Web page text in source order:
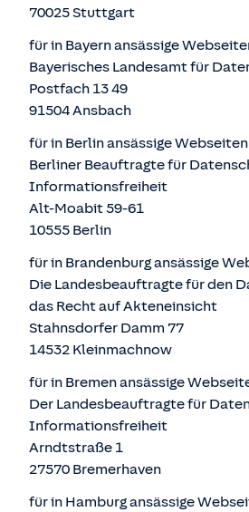
70025 Stuttgart
für in Bayern ansässige
Bayerisches Landesamt für
Postfach 13 49
91504 Ansbach
für in Berlin ansässige
Berliner Beauftragte für
Informationsfreiheit
Alt-Moabit 59-61
10555 Berlin
für in Brandenburg ansässige
Die Landesbeauftragte für den
das Recht auf Akteneinsicht
Stahnsdorfer Damm 77
14532 Kleinmachnow
für in Bremen ansässige
Der Landesbeauftragte für
Informationsfreiheit
Arndtstraße 1
27570 Bremerhaven
für in Hamburg ansässige